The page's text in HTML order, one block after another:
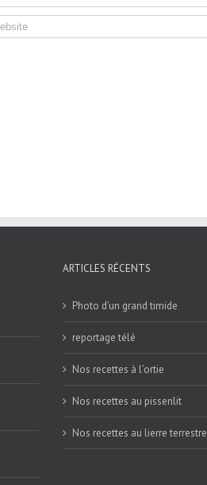
ARTICLES RÉCENTS
Photo d’un grand timide
reportage télé
Nos recettes à l’ortie
Nos recettes au pissenlit
Nos recettes au lierre terrestre